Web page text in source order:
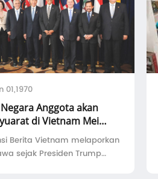
01,1970
Anggota akan
di Vietnam Mei
untuk menentukan masa
mereka
Berita Vietnam melaporkan
sejak Presiden Trump